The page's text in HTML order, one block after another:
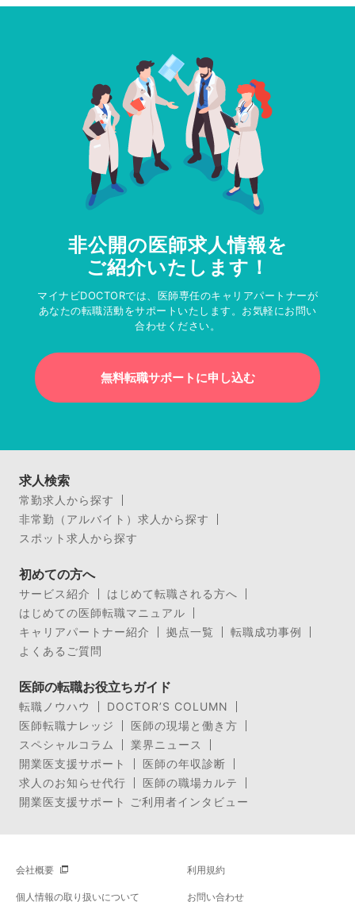
非公開の医師求人情報を
ご紹介いたします！
マイナビDOCTORでは、医師専任のキャリアパートナーが
あなたの転職活動をサポートいたします。お気軽にお問い
合わせください。
無料転職サポートに申し込む
求人検索
常勤求人から探す
非常勤（アルバイト）求人から探す
スポット求人から探す
初めての方へ
サービス紹介
はじめて転職される方へ
はじめての医師転職マニュアル
キャリアパートナー紹介
拠点一覧
転職成功事例
よくあるご質問
医師の転職お役立ちガイド
転職ノウハウ
DOCTOR’S COLUMN
医師転職ナレッジ
医師の現場と働き方
スペシャルコラム
業界ニュース
開業医支援サポート
医師の年収診断
求人のお知らせ代行
医師の職場カルテ
開業医支援サポート ご利用者インタビュー
会社概要 利用規約
個人情報の取り扱いについて お問い合わせ